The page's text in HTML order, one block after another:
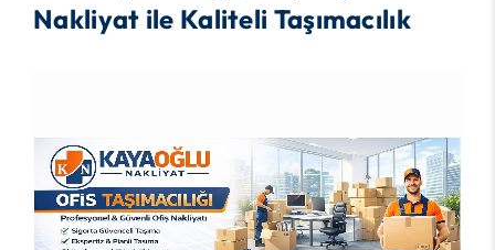
Nakliyat ile Kaliteli Taşımacılık